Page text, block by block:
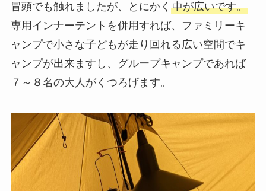
冒頭でも触れましたが、とにかく 中が広いです。
専用インナーテントを併用すれば、ファミリーキ
ャンプで小さな子どもが走り回れる広い空間でキ
ャンプが出来ますし、グループキャンプであれば
７～８名の大人がくつろげます。